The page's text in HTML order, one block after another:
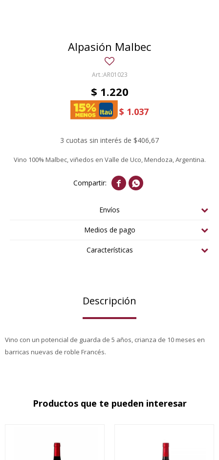
Alpasión Malbec
AR01023
$ 1.220
$ 1.037
3 cuotas sin interés de $406,67
Vino 100% Malbec, viñedos en Valle de Uco, Mendoza, Argentina.
 
Envíos
Medios de pago
Características
Descripción
Vino con un potencial de guarda de 5 años, crianza de 10 meses en
barricas nuevas de roble Francés.
Productos que te pueden interesar